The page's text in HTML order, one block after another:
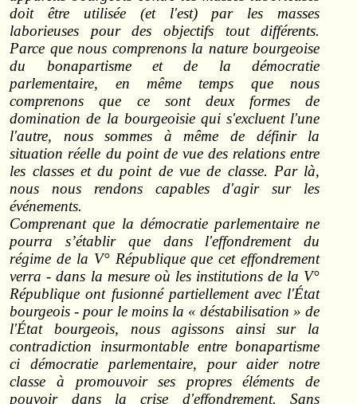
doit être utilisée (et l'est) par les masses
laborieuses pour des objectifs tout différents.
Parce que nous comprenons la nature bourgeoise
du bonapartisme et de la démocratie
parlementaire, en même temps que nous
comprenons que ce sont deux formes de
domination de la bourgeoisie qui s'excluent l'une
l'autre, nous sommes à même de définir la
situation réelle du point de vue des relations entre
les classes et du point de vue de classe. Par là,
nous nous rendons capables d'agir sur les
événements.
Comprenant que la démocratie parlementaire ne
pourra s’établir que dans l'effondrement du
régime de la V° République que cet effondrement
verra ‑ dans la mesure où les institutions de la V°
République ont fusionné partiellement avec l'État
bourgeois ‑ pour le moins la « déstabilisation » de
l'État bourgeois, nous agissons ainsi sur la
contradiction insurmontable entre bonapartisme
ci démocratie parlementaire, pour aider notre
classe à promouvoir ses propres éléments de
pouvoir dans la crise d'effondrement. Sans